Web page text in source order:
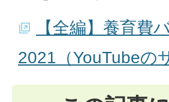
【全編】養育費
2021（YouTubeの